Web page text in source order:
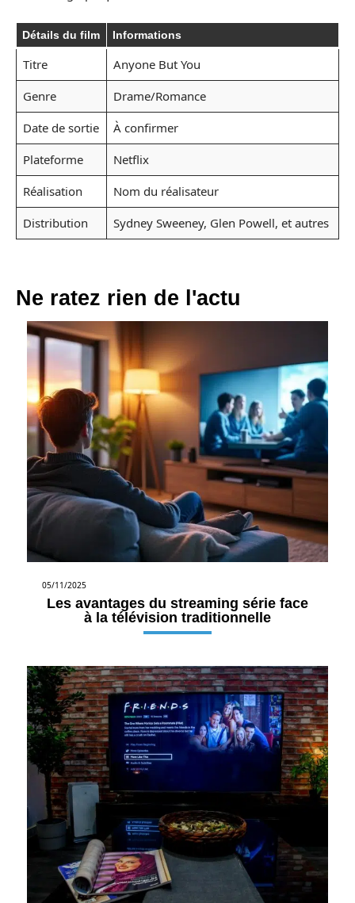
Détails du film Informations
Titre
Anyone But You
Genre
Drame/Romance
Date de sortie
À confirmer
Plateforme
Netflix
Réalisation
Nom du réalisateur
Distribution
Sydney Sweeney, Glen Powell, et autres
Ne ratez rien de l'actu
05/11/2025
Les avantages du streaming série face
à la télévision traditionnelle